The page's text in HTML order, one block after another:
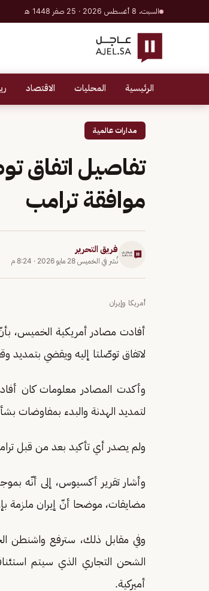
السبت، 8 أغسطس 2026 · 25 صفر 1448 هـ
الرئيسية المحليات الاقتصاد
مدارات عالمية
تفاصيل اتفاق
موافقة ترامب
فريق التحرير
نُشر في الخميس 28 مايو 2026 · 8:24 م
أمريكا وإيران
أفادت مصادر أمريكية الخميس،
لاتفاق توصّلتا إليه ويقضي بتمديد وقف
وأكدت المصادر معلومات كان
لتمديد الهدنة والبدء بمفاوضات بشأن
ولم يصدر أي تأكيد بعد من قبل
وأشار تقرير أكسيوس، إلى أنّه
مضايقات، موضحا أنّ إيران ملزمة
وفي مقابل ذلك، سترفع واشنطن
الشحن التجاري الذي سيتم
أميركية.